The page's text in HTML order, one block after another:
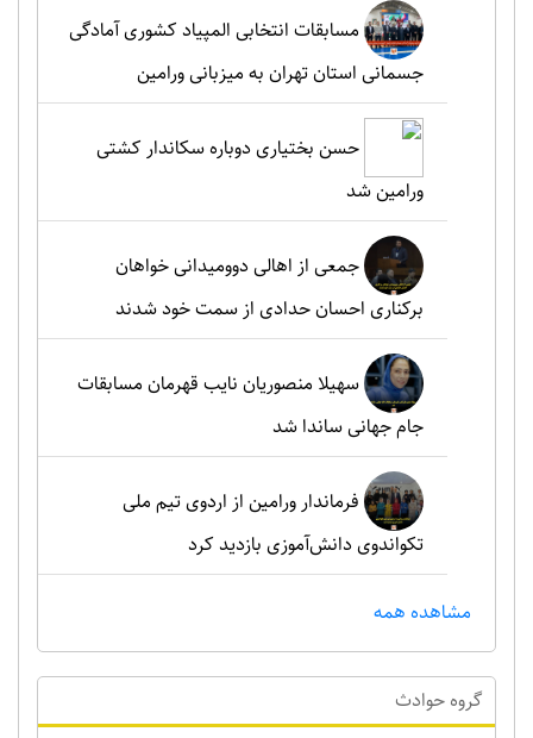
مسابقات انتخابی المپیاد کشوری آمادگی
جسمانی استان تهران به میزبانی ورامین
حسن بختیاری دوباره سکاندار کشتی
ورامین شد
جمعی از اهالی دوومیدانی خواهان
برکناری احسان حدادی از سمت خود شدند
سهیلا منصوریان نایب قهرمان مسابقات
جام جهانی ساندا شد
فرماندار ورامین از اردوی تیم ملی
تکواندوی دانش‌آموزی بازدید کرد
مشاهده همه
گروه حوادث